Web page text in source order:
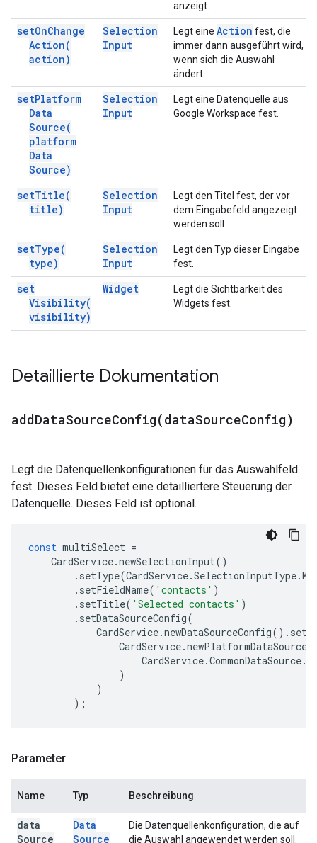
anzeigt.
setOnChange
Action(
action)
Selection
Input
Legt eine Action fest, die
immer dann ausgeführt wird,
wenn sich die Auswahl
ändert.
setPlatform
Data
Source(
platform
Data
Source)
Selection
Input
Legt eine Datenquelle aus
Google Workspace fest.
setTitle(
title)
Selection
Input
Legt den Titel fest, der vor
dem Eingabefeld angezeigt
werden soll.
setType(
type)
Selection
Input
Legt den Typ dieser Eingabe
fest.
set
Visibility(
visibility)
Widget
Legt die Sichtbarkeit des
Widgets fest.
Detaillierte Dokumentation
addDataSourceConfig(dataSourceConfig)
Legt die Datenquellenkonfigurationen für das Auswahlfeld
fest. Dieses Feld bietet eine detailliertere Steuerung der
Datenquelle. Dieses Feld ist optional.
const multiSelect =
CardService.newSelectionInput()
. setType(CardService.SelectionInputType.
. setFieldName( 'contacts' )
. setTitle( 'Selected contacts' )
. setDataSourceConfig(
CardService.newDataSourceConfig().
CardService.newPlatformDataSource
CardService.CommonDataSource.
)
)
);
Parameter
Name Typ Beschreibung
data
Source
Data
Source
Die Datenquellenkonfiguration, die auf
die Auswahl angewendet werden soll.